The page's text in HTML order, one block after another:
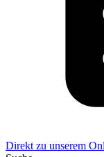
Direkt zu unserem